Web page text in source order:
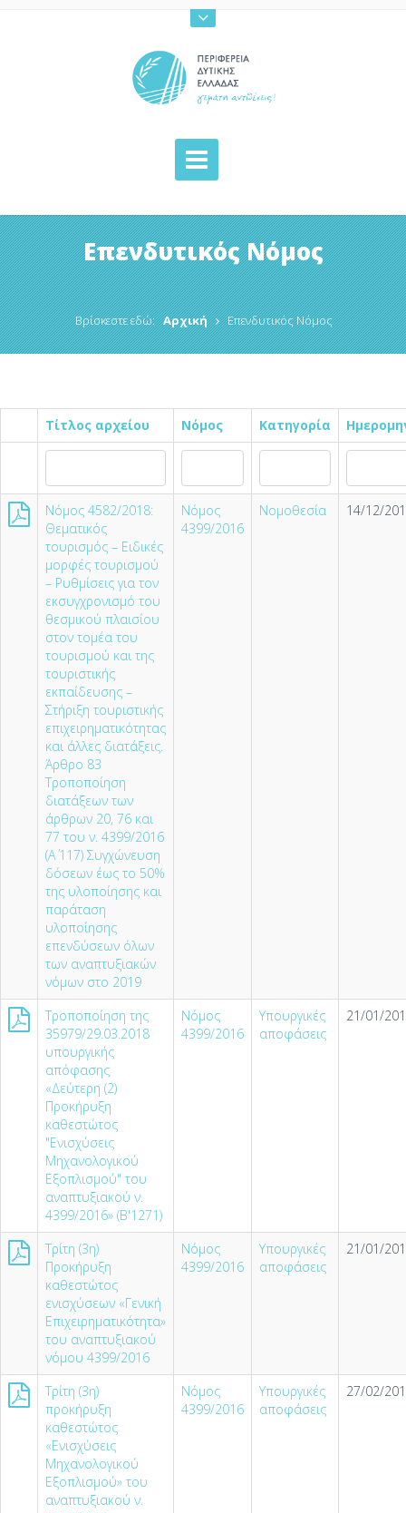
Επενδυτικός Νόμος
Βρίσκεστε εδώ: Αρχική Επενδυτικός Νόμος
Τίτλος αρχείου Νόμος Κατηγορία
Nόμος 4582/2018:
Θεματικός
τουρισμός – Ειδικές
μορφές τουρισμού
– Ρυθμίσεις για τον
εκσυγχρονισμό του
θεσμικού πλαισίου
στον τομέα του
τουρισμού και της
τουριστικής
εκπαίδευσης –
Στήριξη τουριστικής
επιχειρηματικότητας
και άλλες διατάξεις.
Άρθρο 83
Τροποποίηση
διατάξεων των
άρθρων 20, 76 και
77 του ν. 4399/2016
(Α΄ 117) Συγχώνευση
δόσεων έως το 50%
της υλοποίησης και
παράταση
υλοποίησης
επενδύσεων όλων
των αναπτυξιακών
νόμων στο 2019
Νόμος
4399/2016
Νομοθεσία 14/12/
Τροποποίηση της
35979/29.03.2018
υπουργικής
απόφασης
«Δεύτερη (2)
Προκήρυξη
καθεστώτος
"Ενισχύσεις
Μηχανολογικού
Εξοπλισμού" του
αναπτυξιακού ν.
4399/2016» (Β'1271)
Νόμος
4399/2016
Υπουργικές
αποφάσεις
21/01/
Τρίτη (3η)
Προκήρυξη
καθεστώτος
ενισχύσεων «Γενική
Επιχειρηματικότητα»
του αναπτυξιακού
νόμου 4399/2016
Νόμος
4399/2016
Υπουργικές
αποφάσεις
21/01/
Τρίτη (3η)
προκήρυξη
καθεστώτος
«Ενισχύσεις
Μηχανολογικού
Εξοπλισμού» του
αναπτυξιακού ν.
Νόμος
4399/2016
Υπουργικές
αποφάσεις
27/02/